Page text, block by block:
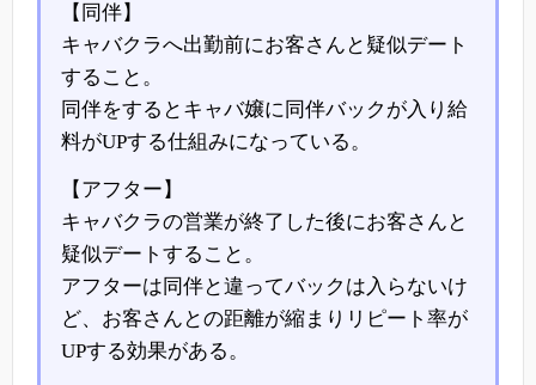
【同伴】
キャバクラへ出勤前にお客さんと疑似デート
すること。
同伴をするとキャバ嬢に同伴バックが入り給
料がUPする仕組みになっている。
【アフター】
キャバクラの営業が終了した後にお客さんと
疑似デートすること。
アフターは同伴と違ってバックは入らないけ
ど、お客さんとの距離が縮まりリピート率が
UPする効果がある。